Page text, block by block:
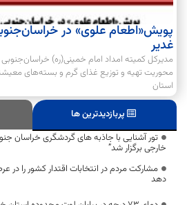
پویش«اطعام علوی» در
غدیر
مدیرکل کمیته امداد امام خمینی(ره)
محوریت تهیه و توزیع غذای گرم و بسته‌های
استان
پربازدیدترین ها
تور آشنایی با جاذبه های گردشگری خراسان
خارجی برگزار شد”
مشارکت مردم در انتخابات اقتدار کشور را در
دهد